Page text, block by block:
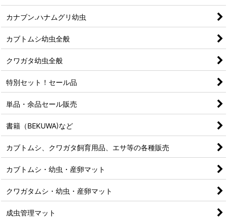
カナブン.ハナムグリ幼虫
カブトムシ幼虫全般
クワガタ幼虫全般
特別セット！セール品
単品・余品セール販売
書籍（BEKUWA)など
カブトムシ、クワガタ飼育用品、エサ等の各種販売
カブトムシ・幼虫・産卵マット
クワガタムシ・幼虫・産卵マット
成虫管理マット